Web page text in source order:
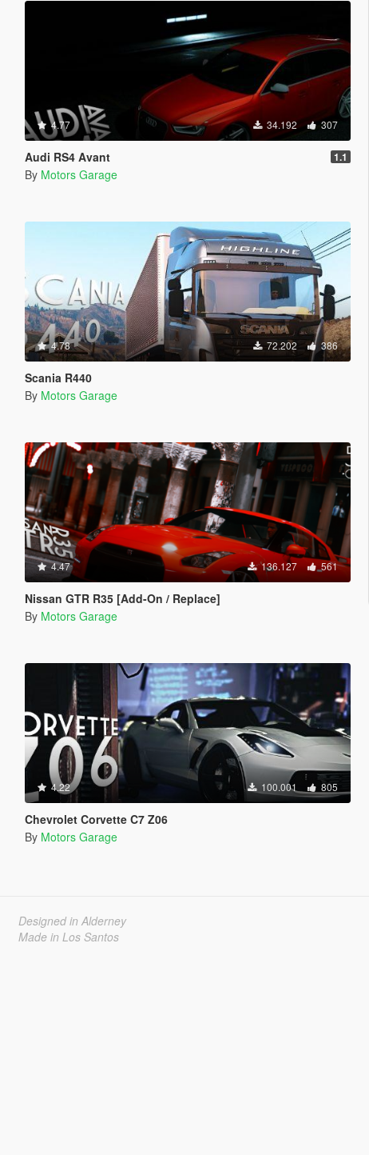
4.77 34.192 307
Audi RS4 Avant 1.1
By Motors Garage
4.78 72.202 386
Scania R440
By Motors Garage
4.47 136.127 561
Nissan GTR R35 [Add-On / Replace]
By Motors Garage
4.22 100.001 805
Chevrolet Corvette C7 Z06
By Motors Garage
Designed in Alderney
Made in Los Santos